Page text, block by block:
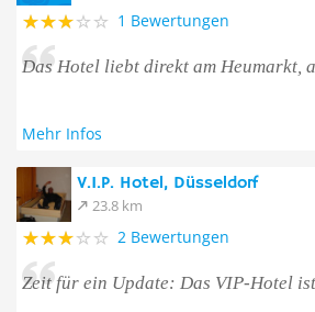
1 Bewertungen
Das Hotel liebt direkt am Heumarkt,
Mehr Infos
V.I.P. Hotel, Düsseldorf
23.8 km
2 Bewertungen
Zeit für ein Update: Das VIP-Hotel